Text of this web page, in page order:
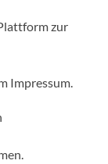
zur
Impressum.